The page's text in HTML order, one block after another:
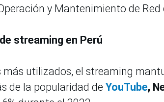
y Mantenimiento de Red
streaming en Perú
más utilizados, el streaming
de la popularidad de YouTube,